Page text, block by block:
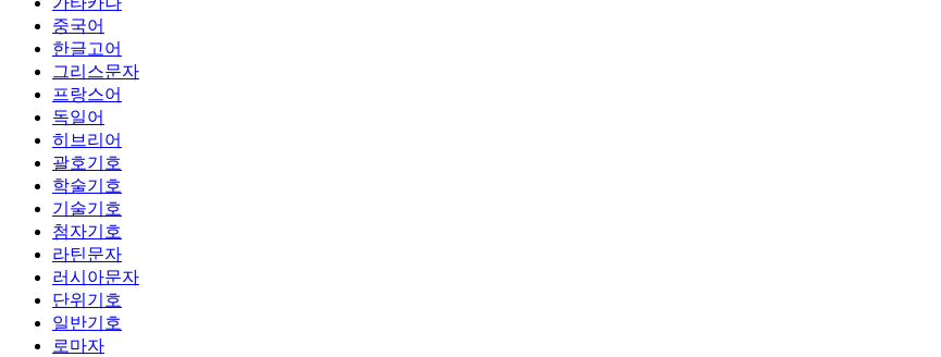
중국어
한글고어
그리스문자
프랑스어
독일어
히브리어
괄호기호
학술기호
기술기호
첨자기호
라틴문자
러시아문자
단위기호
일반기호
로마자